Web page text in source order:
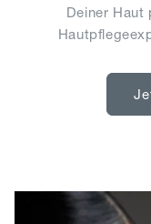
Deiner Haut